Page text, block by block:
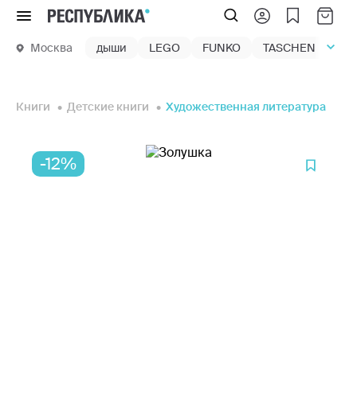
Меню
Москва дыши LEGO FUNKO TASCHEN
Книги Детские книги Художественная литература
-12%